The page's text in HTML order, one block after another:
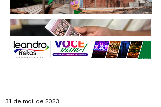
31 de mai. de 2023